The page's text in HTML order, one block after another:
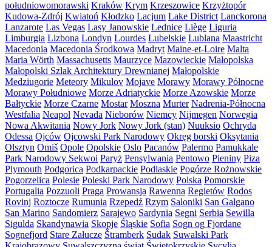
południowomorawski Kraków Krym Krzeszowice Krzyżtopór
Kudowa-Zdrój Kwiatoń Kłodzko Lacjum Lake District Lanckorona
Lanzarote Las Vegas Lasy Janowskie Lednice Liège Liguria
Limburgia Lizbona Londyn Lourdes Lubelskie Lublana Maastricht
Macedonia Macedonia Środkowa Madryt Maine-et-Loire Malta
Maria Wörth Massachusetts Maurzyce Mazowieckie Małopolska
Małopolski Szlak Architektury Drewnianej Małopolskie
Medziugorie Meteory Mikulov Mojave Morawy Morawy Północne
Morawy Południowe Morze Adriatyckie Morze Azowskie Morze
Bałtyckie Morze Czarne Mostar Moszna Murter Nadrenia-Północna
Westfalia Neapol Nevada Nieborów Niemcy Nijmegen Norwegia
Nowa Akwitania Nowy Jork Nowy Jork (stan) Nuuksio Ochryda
Odessa Ojców Ojcowski Park Narodowy Okręg borski Oksytania
Olsztyn Omiš Opole Opolskie Oslo Pacanów Palermo Pamukkale
Park Narodowy Sekwoi Paryż Pensylwania Pentowo Pieniny Piza
Plymouth Podgorica Podkarpackie Podlaskie Pogórze Rożnowskie
Pogorzelica Polesie Poleski Park Narodowy Polska Pomorskie
Portugalia Pozzuoli Praga Prowansja Rawenna Regietów Rodos
Rovinj Roztocze Rumunia Rzepedź Rzym Saloniki San Galgano
San Marino Sandomierz Sarajewo Sardynia Segni Serbia Sewilla
Sigulda Skandynawia Skopje Śląskie Sofia Sogn og Fjordane
Sognefjord Stare Załucze Štramberk Sudak Suwalski Park